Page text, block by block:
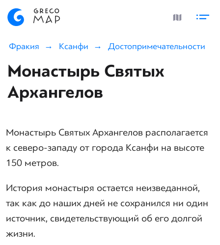
Фракия Ксанфи Достопримечательности
Монастырь Святых
Архангелов
Монастырь Святых Архангелов располагается
к северо-западу от города Ксанфи на высоте
150 метров.
История монастыря остается неизведанной,
так как до наших дней не сохранился ни один
источник, свидетельствующий об его долгой
жизни.